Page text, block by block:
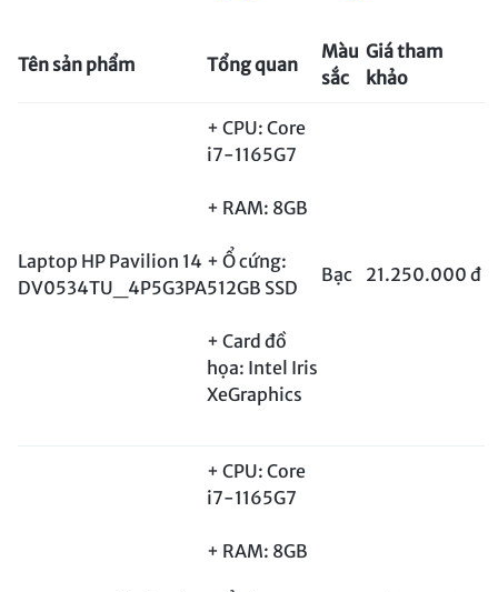
Tên sản phẩm Tổng quan
Màu
sắc
Giá tham
khảo
Laptop HP Pavilion 14
DV0534TU_4P5G3PA
+ CPU: Core
i7-1165G7
+ RAM: 8GB
+ Ổ cứng:
512GB SSD
+ Card đồ
họa: Intel Iris
XeGraphics
Bạc 21.250.000 đ
+ CPU: Core
i7-1165G7
+ RAM: 8GB